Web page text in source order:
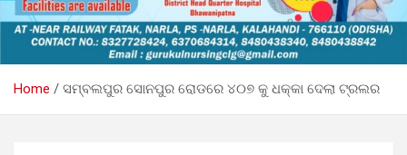
Home ସମ୍ବଲପୁର ସୋନପୁର ରୋଡରେ ୪୦୭ କୁ ଧକ୍କା ଦେଲା ଟ୍ରଲର